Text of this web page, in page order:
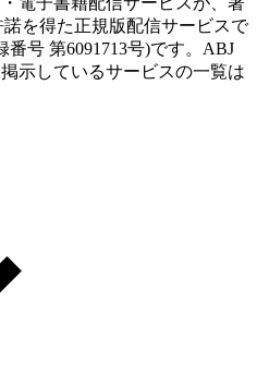
を得た正規版配信サービスで
号 第6091713号)です。ABJ
示しているサービスの一覧は